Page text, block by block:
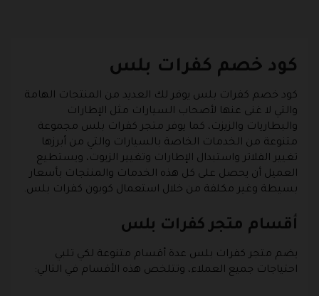
كود خصم كفرات بلس
كود خصم كفرات بلس يوفر لك العديد من المنتجات الهامة
والتي لا غنى عنها لأصحاب السيارات مثل الإطارات
والبطاريات والزيزت، كما يوفر متجر كفرات بلس مجموعة
متنوعة من الخدمات الخاصة بالسيارات والتي من أبرزها
تغيير الفلاتر واستبدال الإطارات وتغيير الزيوت، ويستطيع
العميل أن يحصل على كل هذه الخدمات والمنتجات بأسعار
بسيطة وغير مكلفة من خلال استعمال كوبون كفرات بلس.
أقسام متجر كفرات بلس
يضم متجر كفرات بلس عدة أقسام متنوعة لكي تلبي
احتياجات جميع العملاء، وتتلخص هذه الأقسام في التالي: